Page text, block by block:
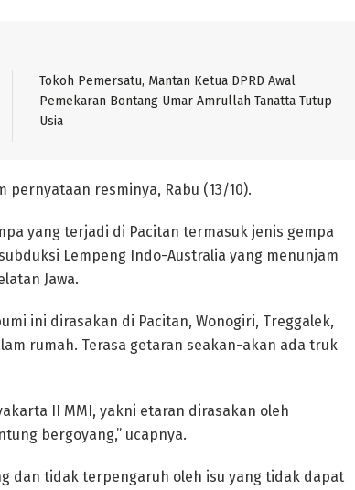
Tokoh Pemersatu, Mantan Ketua DPRD Awal
Pemekaran Bontang Umar Amrullah Tanatta Tutup
Usia
pernyataan resminya, Rabu (13/10).
yang terjadi di Pacitan termasuk jenis gempa
Lempeng Indo-Australia yang menunjam
Jawa.
ini dirasakan di Pacitan, Wonogiri, Treggalek,
rumah. Terasa getaran seakan-akan ada truk
II MMI, yakni etaran dirasakan oleh
bergoyang,” ucapnya.
dan tidak terpengaruh oleh isu yang tidak dapat